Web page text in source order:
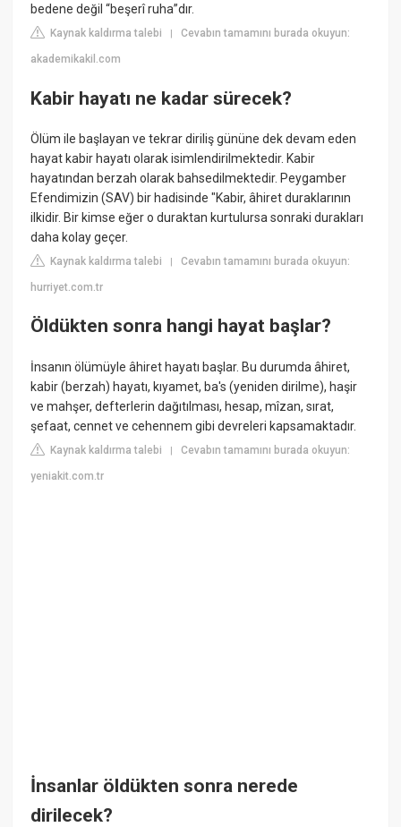
bedene değil “beşerî ruha”dır.
Kaynak kaldırma talebi |Cevabın tamamını burada okuyun:
akademikakil.com
Kabir hayatı ne kadar sürecek?
Ölüm ile başlayan ve tekrar diriliş gününe dek devam eden
hayat kabir hayatı olarak isimlendirilmektedir. Kabir
hayatından berzah olarak bahsedilmektedir. Peygamber
Efendimizin (SAV) bir hadisinde "Kabir, âhiret duraklarının
ilkidir. Bir kimse eğer o duraktan kurtulursa sonraki durakları
daha kolay geçer.
Kaynak kaldırma talebi |Cevabın tamamını burada okuyun:
hurriyet.com.tr
Öldükten sonra hangi hayat başlar?
İnsanın ölümüyle âhiret hayatı başlar. Bu durumda âhiret,
kabir (berzah) hayatı, kıyamet, ba's (yeniden dirilme), haşir
ve mahşer, defterlerin dağıtılması, hesap, mîzan, sırat,
şefaat, cennet ve cehennem gibi devreleri kapsamaktadır.
Kaynak kaldırma talebi |Cevabın tamamını burada okuyun:
yeniakit.com.tr
İnsanlar öldükten sonra nerede
dirilecek?